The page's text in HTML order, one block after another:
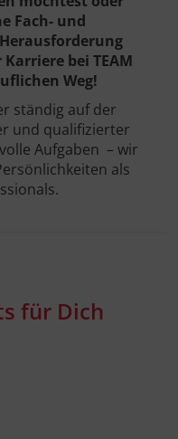
Fach- und
bei TEAM
Weg!
ständig auf der
und qualifizierter
Aufgaben – wir
als
für Dich